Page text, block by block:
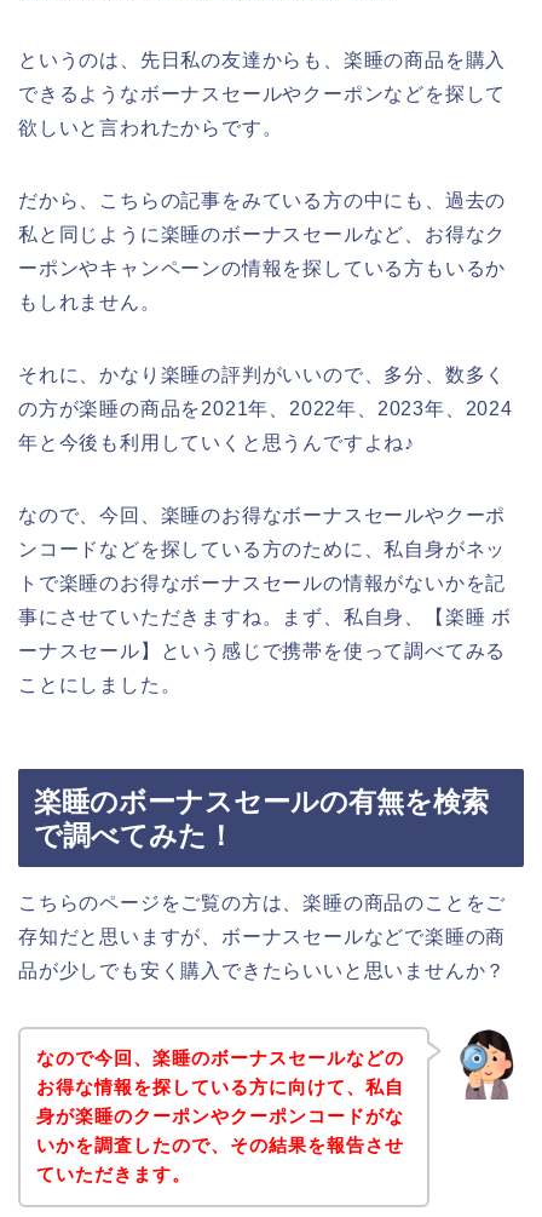
というのは、先日私の友達からも、楽睡の商品を購入
できるようなボーナスセールやクーポンなどを探して
欲しいと言われたからです。
だから、こちらの記事をみている方の中にも、過去の
私と同じように楽睡のボーナスセールなど、お得なク
ーポンやキャンペーンの情報を探している方もいるか
もしれません。
それに、かなり楽睡の評判がいいので、多分、数多く
の方が楽睡の商品を2021年、2022年、2023年、2024
年と今後も利用していくと思うんですよね♪
なので、今回、楽睡のお得なボーナスセールやクーポ
ンコードなどを探している方のために、私自身がネッ
トで楽睡のお得なボーナスセールの情報がないかを記
事にさせていただきますね。まず、私自身、【楽睡 ボ
ーナスセール】という感じで携帯を使って調べてみる
ことにしました。
楽睡のボーナスセールの有無を検索
で調べてみた！
こちらのページをご覧の方は、楽睡の商品のことをご
存知だと思いますが、ボーナスセールなどで楽睡の商
品が少しでも安く購入できたらいいと思いませんか？
なので今回、楽睡のボーナスセールなどの
お得な情報を探している方に向けて、私自
身が楽睡のクーポンやクーポンコードがな
いかを調査したので、その結果を報告させ
ていただきます。